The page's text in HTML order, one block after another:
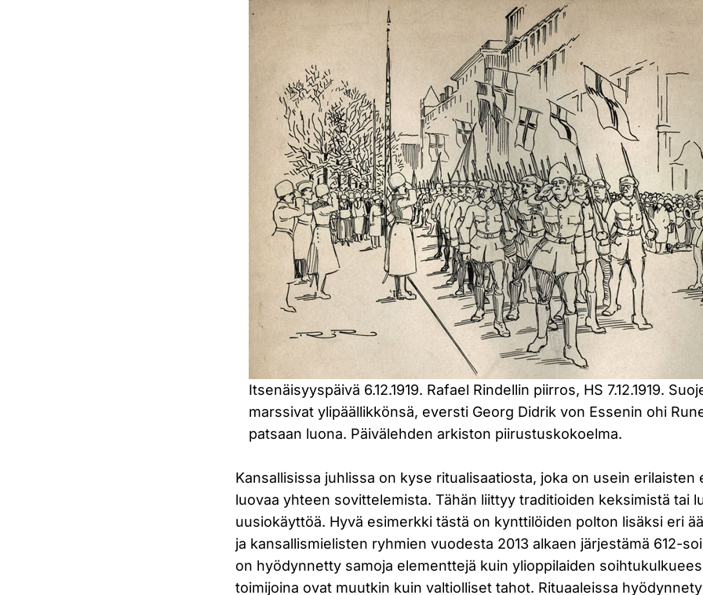
Itsenäisyyspäivä 6.12.1919. Rafael Rindellin piirros, HS 7.12.1919.
marssivat ylipäällikkönsä, eversti Georg Didrik von Essenin ohi
patsaan luona. Päivälehden arkiston piirustuskokoelma.
Kansallisissa juhlissa on kyse ritualisaatiosta, joka on usein erilaisten
luovaa yhteen sovittelemista. Tähän liittyy traditioiden keksimistä tai
uusiokäyttöä. Hyvä esimerkki tästä on kynttilöiden polton lisäksi eri
ja kansallismielisten ryhmien vuodesta 2013 alkaen järjestämä 612-
on hyödynnetty samoja elementtejä kuin ylioppilaiden
toimijoina ovat muutkin kuin valtiolliset tahot. Rituaaleissa